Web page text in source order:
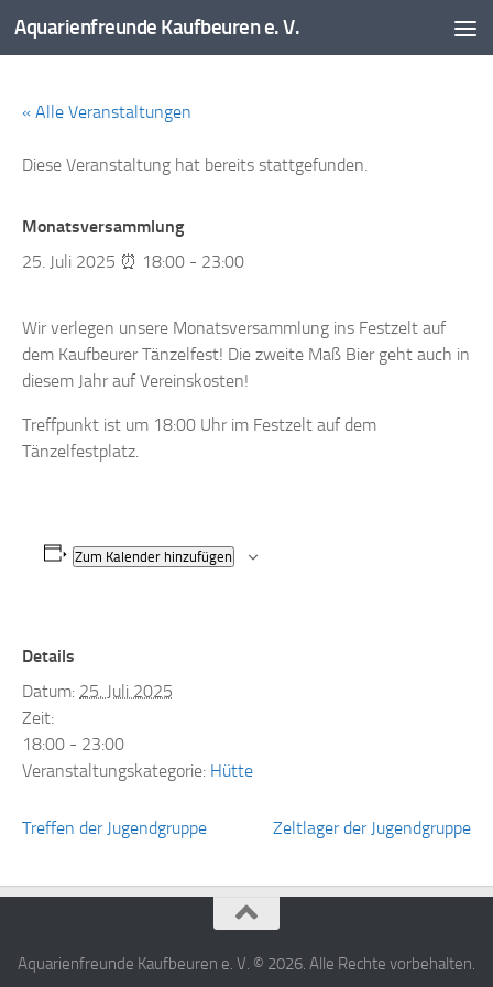
Zum Inhalt springen
Aquarienfreunde Kaufbeuren e. V.
« Alle Veranstaltungen
Diese Veranstaltung hat bereits stattgefunden.
Monatsversammlung
25. Juli 2025 ⏰ 18:00 - 23:00
Wir verlegen unsere Monatsversammlung ins Festzelt auf
dem Kaufbeurer Tänzelfest! Die zweite Maß Bier geht auch in
diesem Jahr auf Vereinskosten!
Treffpunkt ist um 18:00 Uhr im Festzelt auf dem
Tänzelfestplatz.
Zum Kalender hinzufügen
Details
Datum: 25. Juli 2025
Zeit:
18:00 - 23:00
Veranstaltungskategorie: Hütte
Treffen der Jugendgruppe Zeltlager der Jugendgruppe
Aquarienfreunde Kaufbeuren e. V. © 2026. Alle Rechte vorbehalten.